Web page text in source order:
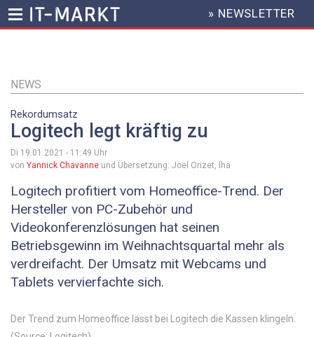
Inhalt
HEADER
MENU
» NEWSLETTER
NEWS
Rekordumsatz
Logitech legt kräftig zu
Di 19.01.2021 - 11:49 Uhr
von Yannick Chavanne und Übersetzung: Joël Orizet, lha
Logitech profitiert vom Homeoffice-Trend. Der
Hersteller von PC-Zubehör und
Videokonferenzlösungen hat seinen
Betriebsgewinn im Weihnachtsquartal mehr als
verdreifacht. Der Umsatz mit Webcams und
Tablets vervierfachte sich.
Der Trend zum Homeoffice lässt bei Logitech die Kassen klingeln.